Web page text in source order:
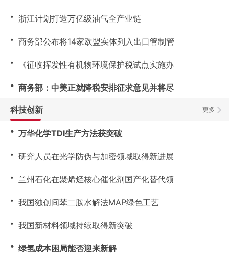
・ 浙江计划打造万亿级油气全产业链
・ 商务部公布将14家欧盟实体列入出口管制管
・ 《征收挥发性有机物环境保护税试点实施办
・ 商务部：中美正就降税安排征求意见并将尽
更多
科技创新
・ 万华化学TDI生产方法获突破
・ 研究人员在光学防伪与加密领域取得新进展
・ 兰州石化在聚烯烃核心催化剂国产化替代领
・ 我国独创间苯二胺水解法MAP绿色工艺
・ 我国新材料领域持续取得新突破
・ 绿氢成本困局能否迎来新解